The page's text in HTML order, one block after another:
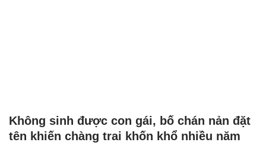
Không sinh được con gái, bố chán nản đặt
tên khiến chàng trai khốn khổ nhiều năm